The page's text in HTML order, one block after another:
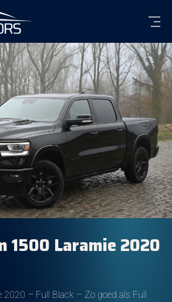
1500 Laramie 2020
2020 – Full Black – Zo goed als Full